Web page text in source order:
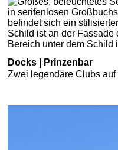
Docks | Prinzenbar
Zwei legendäre Clubs